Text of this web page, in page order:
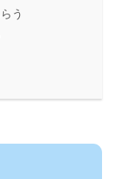
う